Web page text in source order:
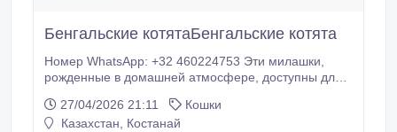
Бенгальские котятаБенгальские котята
Номер WhatsApp: +32 460224753 Эти милашки,
рожденные в домашней атмосфере, доступны для
предоставлены здесь с # необходимыми
прививками 3 или 4, а также питомниковым кашлем
27/04/2026 21:11
Кошки
Казахстан, Костанай